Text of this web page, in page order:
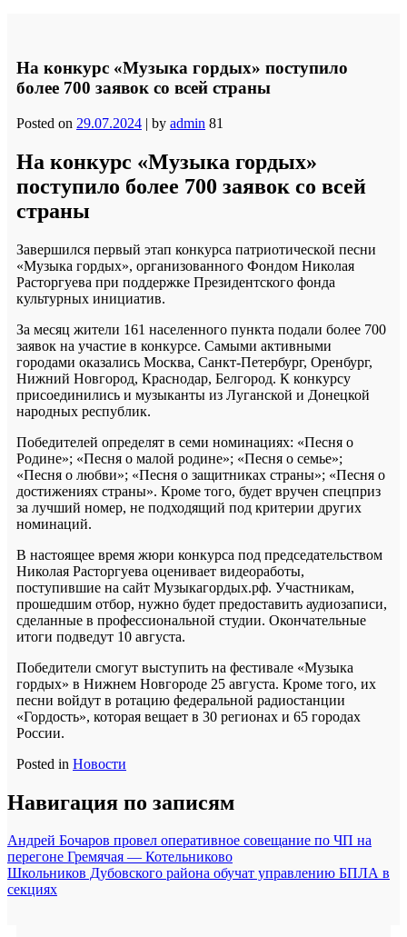
На конкурс «Музыка гордых» поступило
более 700 заявок со всей страны
Posted on 29.07.2024 | by admin 81
На конкурс «Музыка гордых»
поступило более 700 заявок со всей
страны
Завершился первый этап конкурса патриотической песни
«Музыка гордых», организованного Фондом Николая
Расторгуева при поддержке Президентского фонда
культурных инициатив.
За месяц жители 161 населенного пункта подали более 700
заявок на участие в конкурсе. Самыми активными
городами оказались Москва, Санкт-Петербург, Оренбург,
Нижний Новгород, Краснодар, Белгород. К конкурсу
присоединились и музыканты из Луганской и Донецкой
народных республик.
Победителей определят в семи номинациях: «Песня о
Родине»; «Песня о малой родине»; «Песня о семье»;
«Песня о любви»; «Песня о защитниках страны»; «Песня о
достижениях страны». Кроме того, будет вручен спецприз
за лучший номер, не подходящий под критерии других
номинаций.
В настоящее время жюри конкурса под председательством
Николая Расторгуева оценивает видеоработы,
поступившие на сайт Музыкагордых.рф. Участникам,
прошедшим отбор, нужно будет предоставить аудиозаписи,
сделанные в профессиональной студии. Окончательные
итоги подведут 10 августа.
Победители смогут выступить на фестивале «Музыка
гордых» в Нижнем Новгороде 25 августа. Кроме того, их
песни войдут в ротацию федеральной радиостанции
«Гордость», которая вещает в 30 регионах и 65 городах
России.
Posted in Новости
Навигация по записям
Андрей Бочаров провел оперативное совещание по ЧП на
перегоне Гремячая — Котельниково
Школьников Дубовского района обучат управлению БПЛА в
секциях